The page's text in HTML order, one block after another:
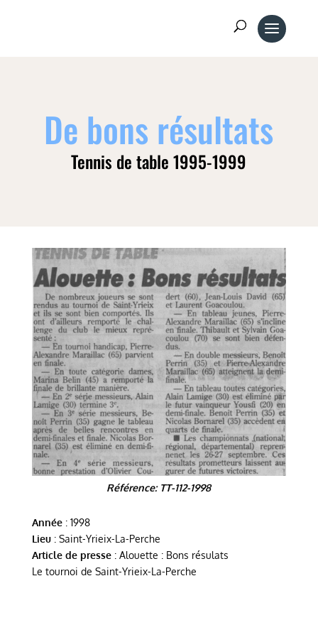
De bons résultats
Tennis de table 1995-1999
Référence: TT-112-1998
Année : 1998
Lieu: Saint-Yrieix-La-Perche
Article de presse: Alouette : Bons résulats
Le tournoi de Saint-Yrieix-La-Perche